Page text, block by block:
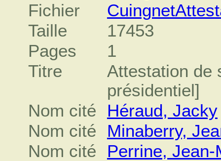
Fichier
Taille
17453
Pages
1
Titre
Attestation de
présidentiel]
Nom cité
Héraud, Jacky
Nom cité
Minaberry,
Nom cité
Perrine, Jean-